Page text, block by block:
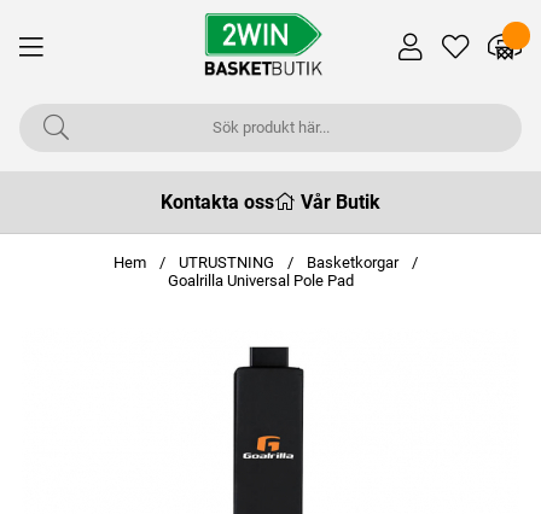
Kontakta oss Vår Butik
Hem UTRUSTNING
Basketkorgar
Goalrilla Universal Pole Pad